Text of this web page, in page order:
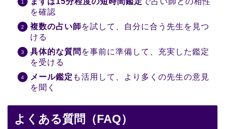
を確認
複数の占い師を試して、自分に合う先生を見つ
ける
具体的な質問 を事前に準備して、充実した鑑定
を受ける
メール鑑定 も活用して、より多くの先生の意見
を聞く
よくある質問（FAQ）